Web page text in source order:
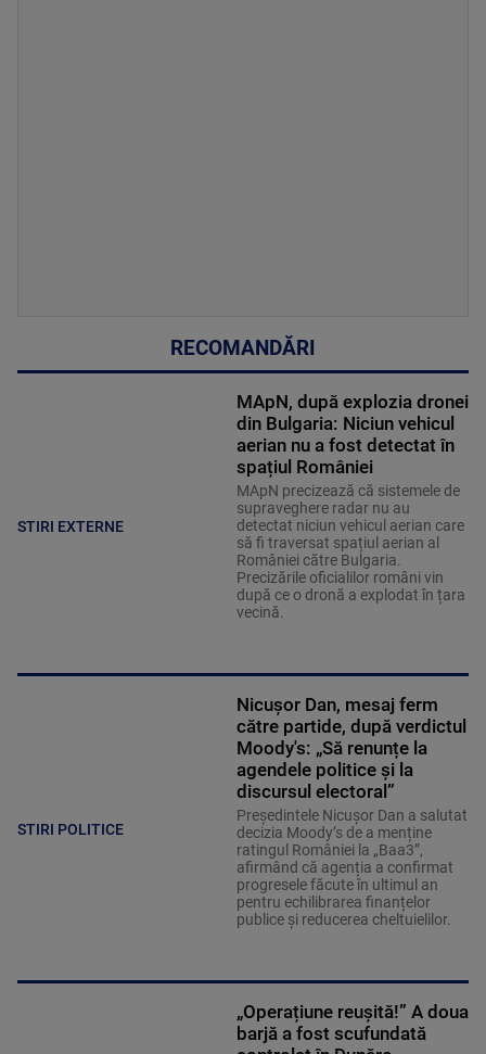
RECOMANDĂRI
STIRI EXTERNE
MApN, după explozia dronei
din Bulgaria: Niciun vehicul
aerian nu a fost detectat în
spațiul României
MApN precizează că sistemele de
supraveghere radar nu au
detectat niciun vehicul aerian care
să fi traversat spațiul aerian al
României către Bulgaria.
Precizările oficialilor români vin
după ce o dronă a explodat în țara
vecină.
STIRI POLITICE
Nicușor Dan, mesaj ferm
către partide, după verdictul
Moody's: „Să renunțe la
agendele politice şi la
discursul electoral”
Președintele Nicușor Dan a salutat
decizia Moody’s de a menține
ratingul României la „Baa3”,
afirmând că agenția a confirmat
progresele făcute în ultimul an
pentru echilibrarea finanțelor
publice și reducerea cheltuielilor.
„Operațiune reușită!” A doua
barjă a fost scufundată